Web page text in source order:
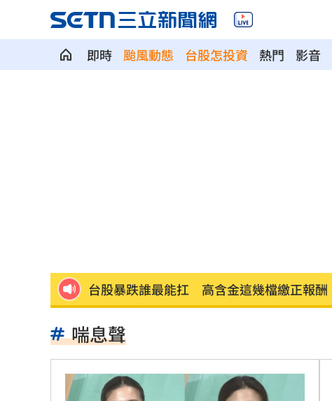
即時 颱風動態 台股怎投資 熱門 影音
台股暴跌誰最能扛 高含金這幾檔繳正報酬
Q2獲利年增221% 愛普*EPS衝4.18元！
定投10年翻逾5倍 這檔吸引存股族卡位！
喘息聲